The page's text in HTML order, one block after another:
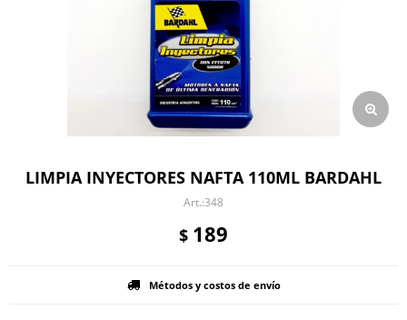
LIMPIA INYECTORES NAFTA 110ML BARDAHL
348
$ 189
Métodos y costos de envío